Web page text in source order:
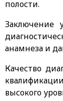
полости.
Заключение
анамнеза и
Качество
высокого